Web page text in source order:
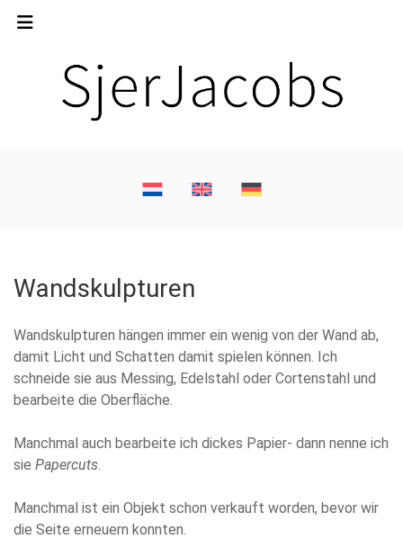
Wandskulpturen
Wandskulpturen hängen immer ein wenig von der Wand ab,
damit Licht und Schatten damit spielen können. Ich
schneide sie aus Messing, Edelstahl oder Cortenstahl und
bearbeite die Oberfläche.
Manchmal auch bearbeite ich dickes Papier- dann nenne ich
sie Papercuts.
Manchmal ist ein Objekt schon verkauft worden, bevor wir
die Seite erneuern konnten.